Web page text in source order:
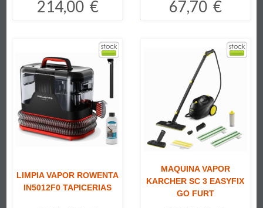
214,00 € 67,70 €
LIMPIA VAPOR ROWENTA
IN5012F0 TAPICERIAS
MAQUINA VAPOR
KARCHER SC 3 EASYFIX
GO FURT